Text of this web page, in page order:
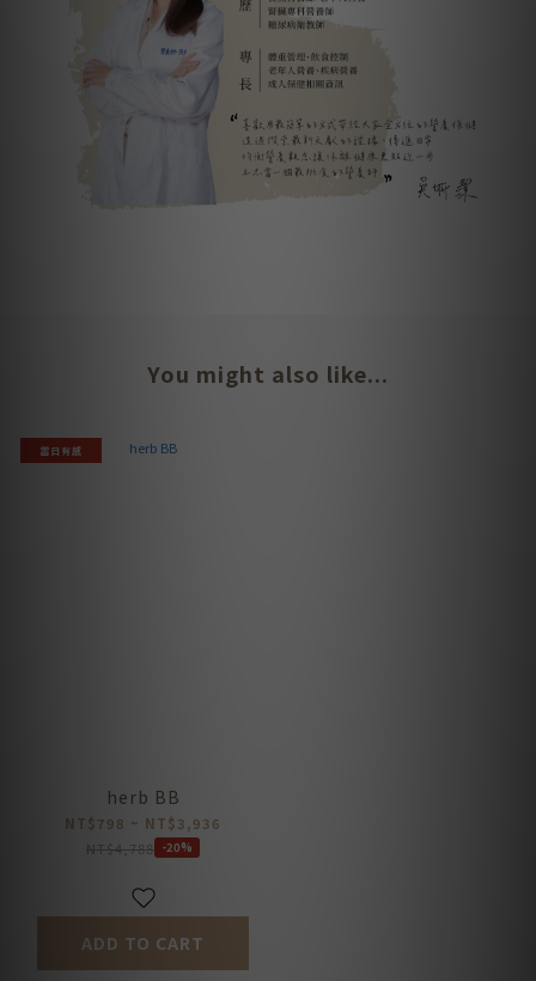
You might also like...
當日有感
herb BB
NT$798 ~ NT$3,936
NT$4,788 -20%
ADD TO CART